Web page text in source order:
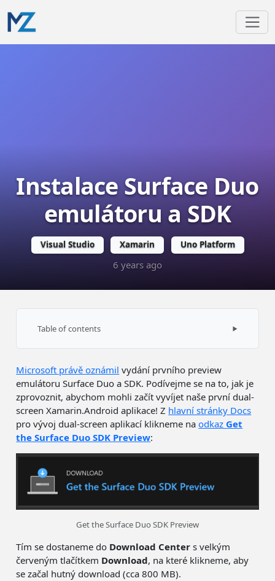
Instalace Surface Duo
emulátoru a SDK
Visual Studio Xamarin Uno Platform
6 years ago
Microsoft právě oznámil vydání prvního preview
emulátoru Surface Duo a SDK. Podívejme se na to, jak je
zprovoznit, abychom mohli začít vyvíjet naše první dual-
screen Xamarin.Android aplikace! Z hlavní stránky Docs
pro vývoj dual-screen aplikací klikneme naodkaz Get
the Surface Duo SDK Preview:
Get the Surface Duo SDK Preview
Tím se dostaneme do Download Center s velkým
červeným tlačítkem Download, na které klikneme, aby
se začal hutný download (cca 800 MB).
Table of contents
Instalace
Spuštění emulátoru
Použití emulátoru z Visual Studia
Instalace Surface Duo SDK
Začtěte se do dokumentace